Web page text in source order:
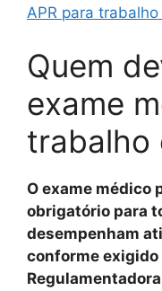
APR para
Quem
exame
trabalho
O exame médico
obrigatório para
desempenham
conforme exigido